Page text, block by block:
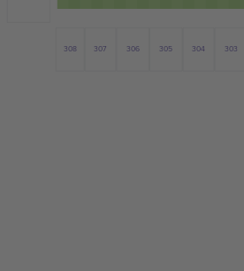
303
304
305
306
307
308